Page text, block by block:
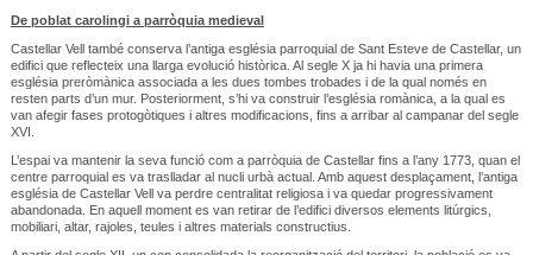
De poblat carolingi a parròquia medieval
Castellar Vell també conserva l’antiga església parroquial de Sant Esteve de Castellar, un
edifici que reflecteix una llarga evolució històrica. Al segle X ja hi havia una primera
església preròmànica associada a les dues tombes trobades i de la qual només en
resten parts d’un mur. Posteriorment, s’hi va construir l’església romànica, a la qual es
van afegir fases protogòtiques i altres modificacions, fins a arribar al campanar del segle
XVI.
L’espai va mantenir la seva funció com a parròquia de Castellar fins a l’any 1773, quan el
centre parroquial es va traslladar al nucli urbà actual. Amb aquest desplaçament, l’antiga
església de Castellar Vell va perdre centralitat religiosa i va quedar progressivament
abandonada. En aquell moment es van retirar de l’edifici diversos elements litúrgics,
mobiliari, altar, rajoles, teules i altres materials constructius.